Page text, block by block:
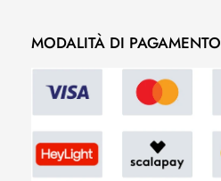
MODALITÀ DI PAGAMENTO